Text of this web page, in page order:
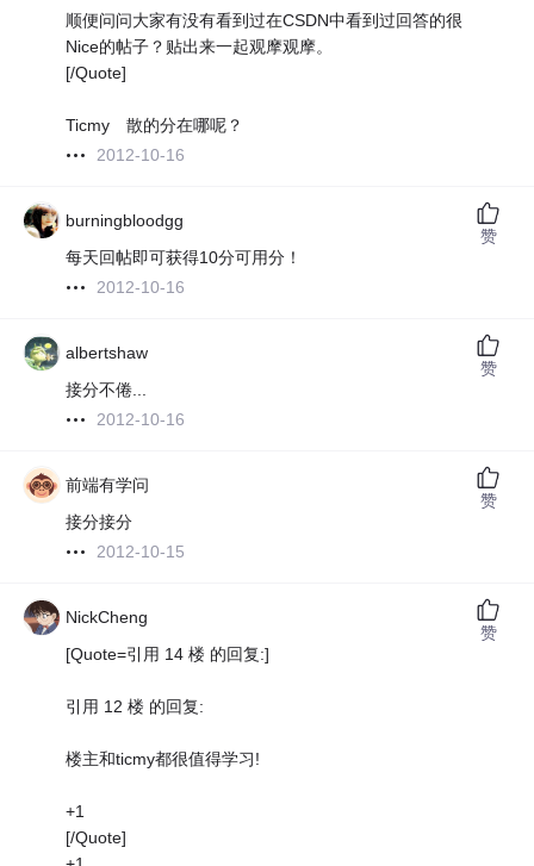
顺便问问大家有没有看到过在CSDN中看到过回答的很
Nice的帖子？贴出来一起观摩观摩。
[/Quote]
Ticmy 散的分在哪呢？
2012-10-16
burningbloodgg
每天回帖即可获得10分可用分！
2012-10-16
赞
albertshaw
接分不倦...
2012-10-16
赞
前端有学问
接分接分
2012-10-15
赞
NickCheng
[Quote=引用 14 楼 的回复:]
引用 12 楼 的回复:
楼主和ticmy都很值得学习!
+1
[/Quote]
赞